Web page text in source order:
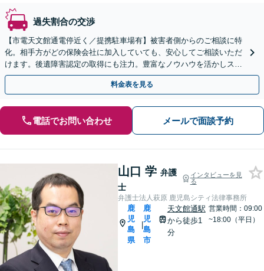
過失割合の交渉
【市電天文館通電停近く／提携駐車場有】被害者側からのご相談に特
化。相手方がどの保険会社に加入していても、安心してご相談いただ
けます。後遺障害認定の取得にも注力。豊富なノウハウを活かしスム
ーズに解決。【夜間・休日相談可能】
料金表を見る
電話でお問い合わせ メールで面談予約
山口 学 弁護
士
インタビューを見
る
弁護士法人萩原 鹿児島シティ法律事務所
鹿
児
島
県
|
鹿
児
島
市
天文館通駅
から徒歩1
分
営業時間：09:00
~18:00（平日）